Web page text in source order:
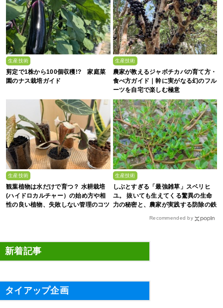
生産技術
剪定で1株から100個収穫!? 家庭菜
園のナス栽培ガイド
生産技術
農家が教えるジャボチカバの育て方・
食べ方ガイド｜幹に実がなる幻のフル
ーツを自宅で楽しむ極意
生産技術
観葉植物は水だけで育つ？ 水耕栽培
(ハイドロカルチャー）の始め方や相
性の良い植物、失敗しない管理のコツ
生産技術
しぶとすぎる「最強雑草」スベリヒ
ユ。 抜いても生えてくる驚異の生命
力の秘密と、農家が実践する防除の鉄
Recommended by
新着記事
タイアップ企画